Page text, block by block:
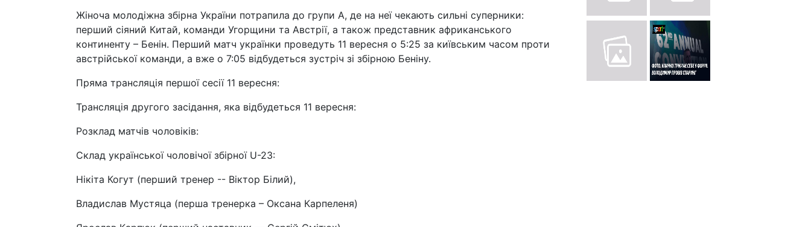
Жіноча молодіжна збірна України потрапила до групи А, де на неї чекають сильні суперники:
перший сіяний Китай, команди Угорщини та Австрії, а також представник африканського
континенту – Бенін. Перший матч українки проведуть 11 вересня о 5:25 за київським часом проти
австрійської команди, а вже о 7:05 відбудеться зустріч зі збірною Беніну.
Пряма трансляція першої сесії 11 вересня:
Трансляція другого засідання, яка відбудеться 11 вересня:
Розклад матчів чоловіків:
Склад української чоловічої збірної U-23:
Нікіта Когут (перший тренер -- Віктор Білий),
Владислав Мустяца (перша тренерка – Оксана Карпеленя)